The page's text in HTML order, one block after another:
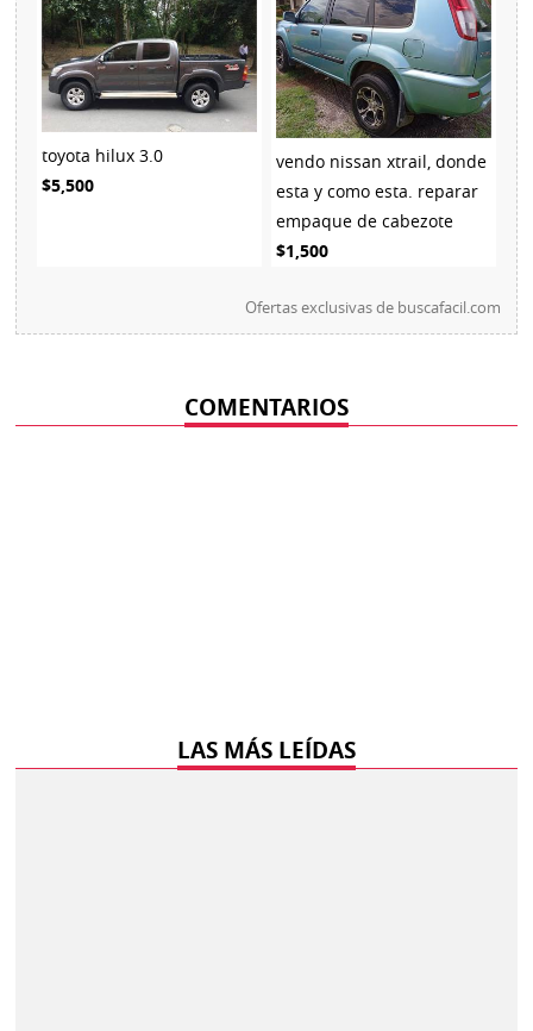
toyota hilux 3.0
$5,500
vendo nissan xtrail, donde
esta y como esta. reparar
empaque de cabezote
$1,500
Ofertas exclusivas de buscafacil.com
COMENTARIOS
LAS MÁS LEÍDAS